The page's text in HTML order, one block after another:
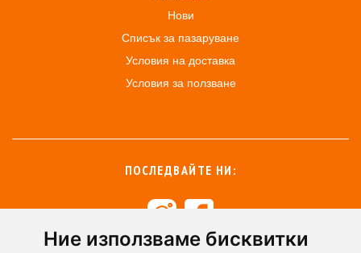
Ние използваме бисквитки
Нови
Списък за пазаруване
Условия на доставка
Условия за ползване
ПОСЛЕДВАЙТЕ НИ: